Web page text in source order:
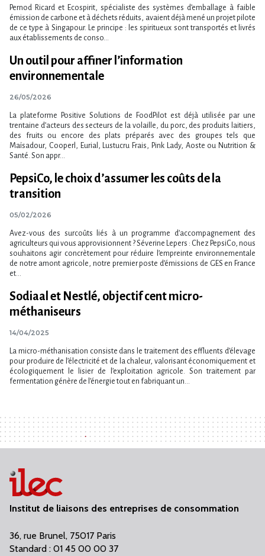
Pernod Ricard et Ecospirit, spécialiste des systèmes d’emballage à faible
émission de carbone et à déchets réduits, avaient déjà mené un projet pilote
de ce type à Singapour. Le principe : les spiritueux sont transportés et livrés
aux établissements de conso...
Un outil pour affiner l​‌’information
environnementale
26/05/2026
La plateforme Positive Solutions de FoodPilot est déjà utilisée par une
trentaine d’acteurs des secteurs de la volaille, du porc, des produits laitiers,
des fruits ou encore des plats préparés avec des groupes tels que
Maïsadour, Cooperl, Eurial, Lustucru Frais, Pink Lady, Aoste ou Nutrition &
Santé. Son appr...
PepsiCo, le choix d’assumer les coûts de la
transition
05/02/2026
Avez-vous des surcoûts liés à un programme d’accompagnement des
agriculteurs qui vous approvisionnent ? Séverine Lepers : Chez PepsiCo, nous
souhaitons agir concrètement pour réduire l’empreinte environnementale
de notre amont agricole, notre premier poste d’émissions de GES en France
et...
Sodiaal et Nestlé, objectif cent micro-
méthaniseurs
14/04/2025
La micro-méthanisation consiste dans le traitement des effluents d’élevage
pour produire de l’électricité et de la chaleur, valorisant économiquement et
écologiquement le lisier de l’exploitation agricole. Son traitement par
fermentation génère de l’énergie tout en fabriquant un...
Institut de liaisons des entreprises de consommation
36, rue Brunel, 75017 Paris
Standard : 01 45 00 00 37